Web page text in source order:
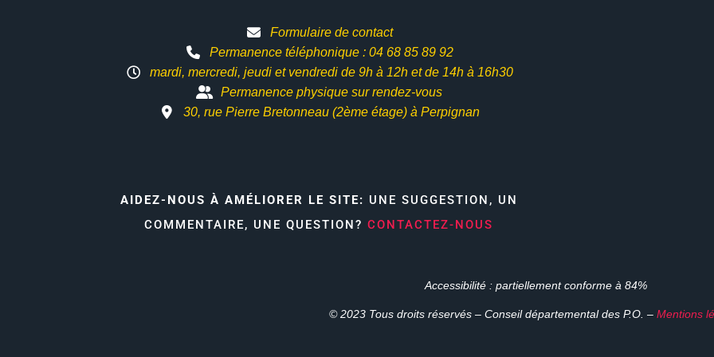
Formulaire de contact
Permanence téléphonique : 04 68 85 89 92
mardi, mercredi, jeudi et vendredi de 9h à 12h etde 14h à 16h30
Permanence physique sur rendez-vous
30, rue Pierre Bretonneau (2ème étage) à Perpignan
AIDEZ-NOUS À AMÉLIORER LE SITE: UNE SUGGESTION, UN
COMMENTAIRE, UNE QUESTION? CONTACTEZ-NOUS
Accessibilité : partiellement conforme à 84%
© 2023 Tous droits réservés – Conseil départemental des P.O. – Mentions